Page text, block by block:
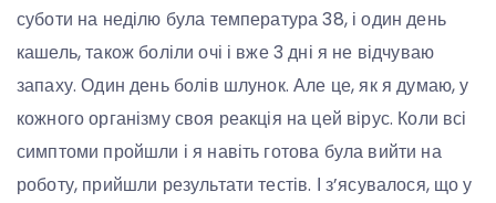
суботи на неділю була температура 38, і один день
кашель, також боліли очі і вже 3 дні я не відчуваю
запаху. Один день болів шлунок. Але це, як я думаю, у
кожного організму своя реакція на цей вірус. Коли всі
симптоми пройшли і я навіть готова була вийти на
роботу, прийшли результати тестів. І з’ясувалося, що у